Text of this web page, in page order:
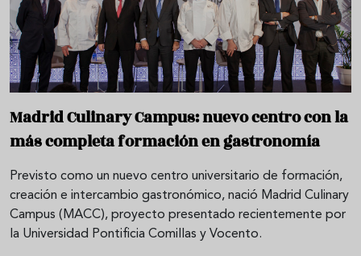
Madrid Culinary Campus: nuevo centro con la
más completa formación en gastronomía
Previsto como un nuevo centro universitario de formación,
creación e intercambio gastronómico, nació Madrid Culinary
Campus (MACC), proyecto presentado recientemente por
la Universidad Pontificia Comillas y Vocento.